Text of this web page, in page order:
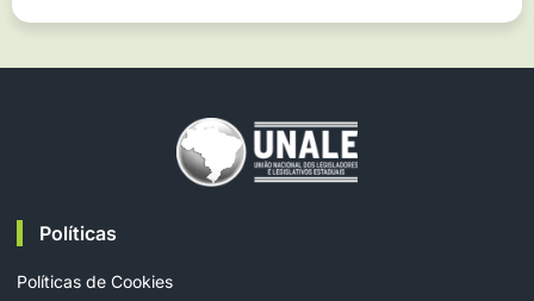
Políticas
Políticas de Cookies